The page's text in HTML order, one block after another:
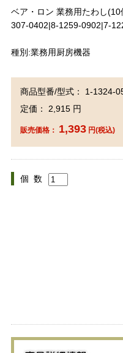
ベア・ロン 業務用たわし
307-0402|8-1259-0902|7-
種別:業務用厨房機器
商品型番/型式： 1-1324-
定価： 2,915 円
販売価格： 1,393円(税込)
個 数